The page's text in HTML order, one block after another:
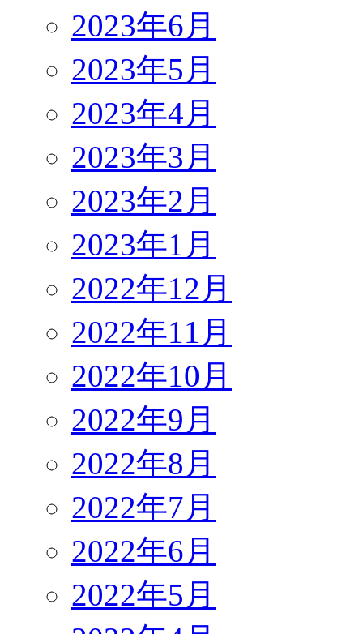
2023年6月
2023年5月
2023年4月
2023年3月
2023年2月
2023年1月
2022年12月
2022年11月
2022年10月
2022年9月
2022年8月
2022年7月
2022年6月
2022年5月